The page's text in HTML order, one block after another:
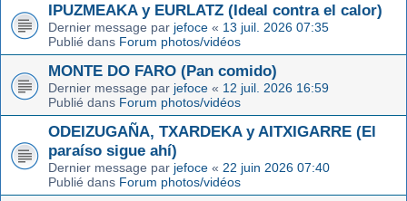
IPUZMEAKA y EURLATZ (Ideal contra el calor)
Dernier message par jefoce « 13 juil. 2026 07:35
Publié dans Forum photos/vidéos
MONTE DO FARO (Pan comido)
Dernier message par jefoce « 12 juil. 2026 16:59
Publié dans Forum photos/vidéos
ODEIZUGAÑA, TXARDEKA y AITXIGARRE (El
paraíso sigue ahí)
Dernier message par jefoce « 22 juin 2026 07:40
Publié dans Forum photos/vidéos